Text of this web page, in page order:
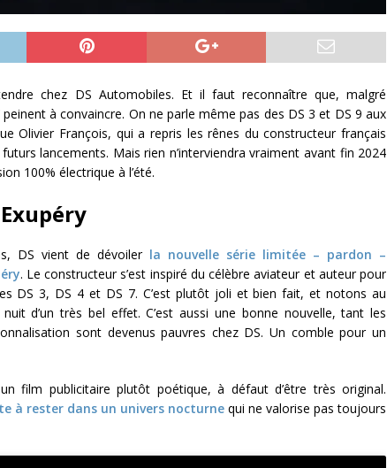
chez DS Automobiles. Et il faut reconnaître que, malgré
à convaincre. On ne parle même pas des DS 3 et DS 9 aux
Olivier François, qui a repris les rênes du constructeur français
lancements. Mais rien n’interviendra vraiment avant fin 2024
100% électrique à l’été.
DS vient de dévoiler la nouvelle série limitée – pardon –
. Le constructeur s’est inspiré du célèbre aviateur et auteur pour
DS 3, DS 4 et DS 7. C’est plutôt joli et bien fait, et notons au
d’un très bel effet. C’est aussi une bonne nouvelle, tant les
sont devenus pauvres chez DS. Un comble pour un
film publicitaire plutôt poétique, à défaut d’être très original.
à rester dans un univers nocturne qui ne valorise pas toujours